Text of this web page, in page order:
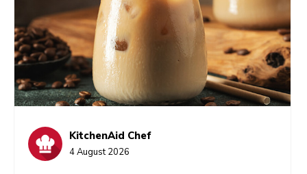
KitchenAid Chef
4 August 2026